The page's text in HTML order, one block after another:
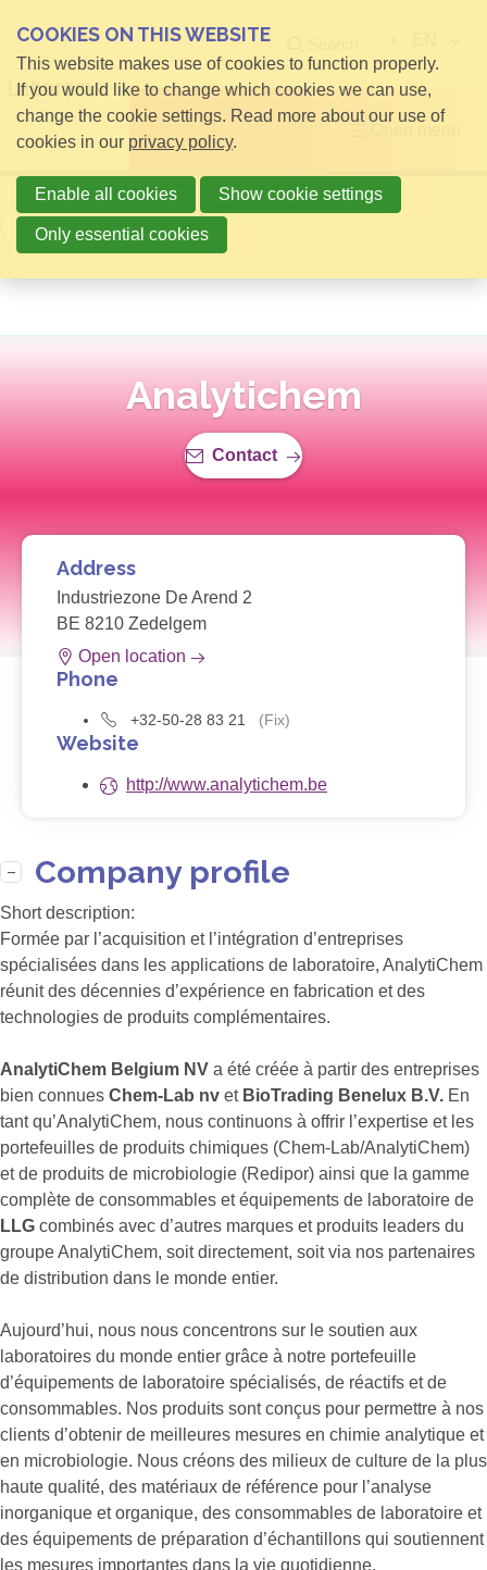
Back to overview
Analytichem
Contact
Address
Industriezone De Arend 2
BE 8210 Zedelgem
Open location
Phone
+32-50-28 83 21 (Fix)
Website
http://www.analytichem.be
Company profile
Short description:
Formée par l’acquisition et l’intégration d’entreprises
spécialisées dans les applications de laboratoire, AnalytiChem
réunit des décennies d’expérience en fabrication et des
technologies de produits complémentaires.
AnalytiChem Belgium NV a été créée à partir des entreprises
bien connues Chem-Lab nv et BioTrading Benelux B.V. En
tant qu’AnalytiChem, nous continuons à offrir l’expertise et les
portefeuilles de produits chimiques (Chem-Lab/AnalytiChem)
et de produits de microbiologie (Redipor) ainsi que la gamme
complète de consommables et équipements de laboratoire de
LLG combinés avec d’autres marques et produits leaders du
groupe AnalytiChem, soit directement, soit via nos partenaires
de distribution dans le monde entier.
Aujourd’hui, nous nous concentrons sur le soutien aux
laboratoires du monde entier grâce à notre portefeuille
d’équipements de laboratoire spécialisés, de réactifs et de
consommables. Nos produits sont conçus pour permettre à nos
clients d’obtenir de meilleures mesures en chimie analytique et
en microbiologie. Nous créons des milieux de culture de la plus
haute qualité, des matériaux de référence pour l’analyse
inorganique et organique, des consommables de laboratoire et
des équipements de préparation d’échantillons qui soutiennent
les mesures importantes dans la vie quotidienne.
COOKIES ON THIS WEBSITE
This website makes use of cookies to function properly.
If you would like to change which cookies we can use,
change the cookie settings. Read more about our use of
cookies in our privacy policy.
Enable all cookies Show cookie settings
Only essential cookies